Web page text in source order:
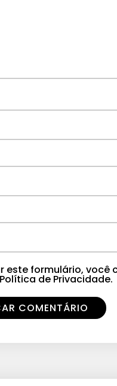
este formulário, você
de Privacidade.